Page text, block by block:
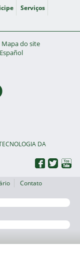
Serviços
Mapa do site
Español
DA
Contato